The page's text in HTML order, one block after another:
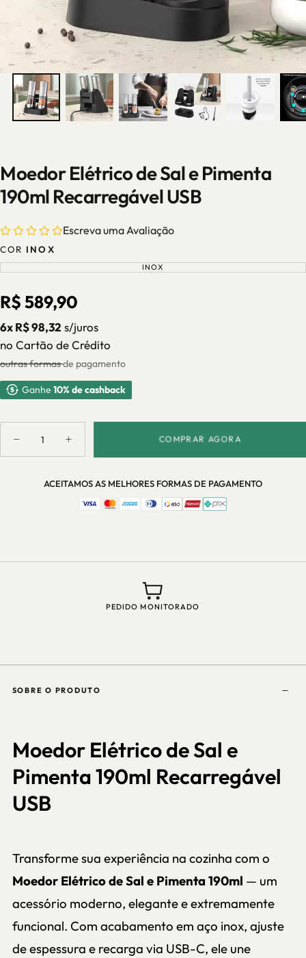
Moedor Elétrico de Sal e Pimenta
190ml Recarregável USB
Escreva uma Avaliação
COR INOX
INOXVARIANTE
Preço
regular
R$ 589,90
6x R$ 98,32 s/juros
no Cartão de Crédito
outras formas de pagamento
Ganhe 10% de cashback
Diminuir
Elétrico
Aumentar
Elétrico
COMPRAR AGORA
ACEITAMOS AS MELHORES FORMAS DE PAGAMENTO
ATENDIMENTO? CHAMA NO WHATSAPP
SOBRE O PRODUTO
Moedor Elétrico de Sal e
Pimenta 190ml Recarregável
USB
Transforme sua experiência na cozinha com o
Moedor Elétrico de Sal e Pimenta 190ml — um
acessório moderno, elegante e extremamente
funcional. Com acabamento em aço inox, ajuste
de espessura e recarga via USB-C, ele une